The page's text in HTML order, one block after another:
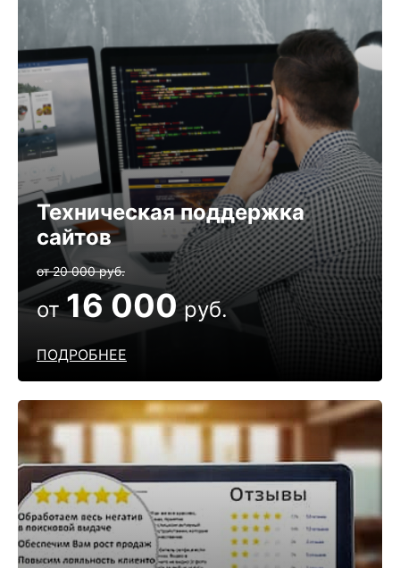
Техническая поддержка
сайтов
ПОДРОБНЕЕ
от 20 000 руб.
от16 000руб.